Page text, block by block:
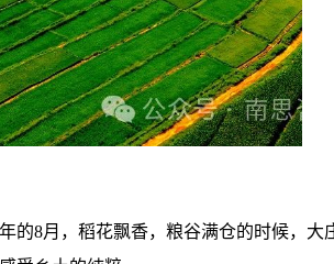
的8月，稻花飘香，粮谷满仓的时候，大